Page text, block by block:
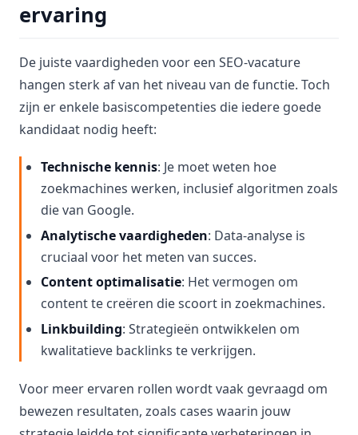
ervaring
De juiste vaardigheden voor een SEO-vacature
hangen sterk af van het niveau van de functie. Toch
zijn er enkele basiscompetenties die iedere goede
kandidaat nodig heeft:
Technische kennis: Je moet weten hoe
zoekmachines werken, inclusief algoritmen zoals
die van Google.
Analytische vaardigheden: Data-analyse is
cruciaal voor het meten van succes.
Content optimalisatie: Het vermogen om
content te creëren die scoort in zoekmachines.
Linkbuilding: Strategieën ontwikkelen om
kwalitatieve backlinks te verkrijgen.
Voor meer ervaren rollen wordt vaak gevraagd om
bewezen resultaten, zoals cases waarin jouw